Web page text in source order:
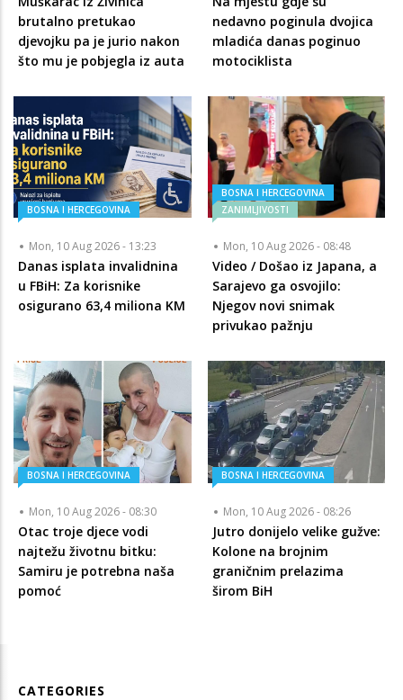
brutalno pretukao
djevojku pa je jurio nakon
što mu je pobjegla iz auta
nedavno poginula dvojica
mladića danas poginuo
motociklista
BOSNA I HERCEGOVINA
Mon, 10 Aug 2026 - 13:23
Danas isplata invalidnina
u FBiH: Za korisnike
osigurano 63,4 miliona KM
BOSNA I HERCEGOVINA
ZANIMLJIVOSTI
Mon, 10 Aug 2026 - 08:48
Video / Došao iz Japana, a
Sarajevo ga osvojilo:
Njegov novi snimak
privukao pažnju
BOSNA I HERCEGOVINA
Mon, 10 Aug 2026 - 08:30
Otac troje djece vodi
najtežu životnu bitku:
Samiru je potrebna naša
pomoć
BOSNA I HERCEGOVINA
Mon, 10 Aug 2026 - 08:26
Jutro donijelo velike gužve:
Kolone na brojnim
graničnim prelazima
širom BiH
CATEGORIES